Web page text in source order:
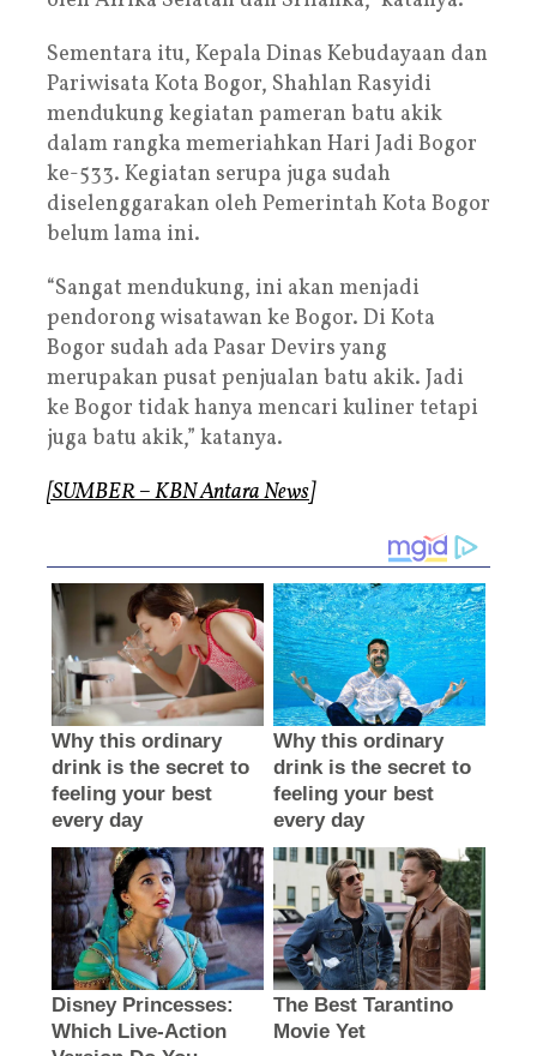
Sementara itu, Kepala Dinas Kebudayaan dan
Pariwisata Kota Bogor, Shahlan Rasyidi
mendukung kegiatan pameran batu akik
dalam rangka memeriahkan Hari Jadi Bogor
ke-533. Kegiatan serupa juga sudah
diselenggarakan oleh Pemerintah Kota Bogor
belum lama ini.
“Sangat mendukung, ini akan menjadi
pendorong wisatawan ke Bogor. Di Kota
Bogor sudah ada Pasar Devirs yang
merupakan pusat penjualan batu akik. Jadi
ke Bogor tidak hanya mencari kuliner tetapi
juga batu akik,” katanya.
[SUMBER – KBN Antara News]